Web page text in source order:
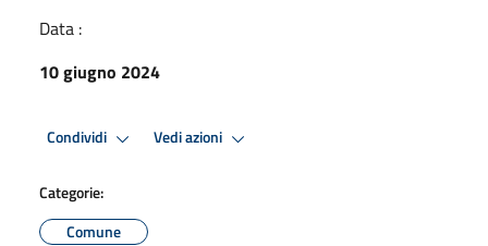
Data :
10 giugno 2024
Condividi Vedi azioni
Categorie:
Comune